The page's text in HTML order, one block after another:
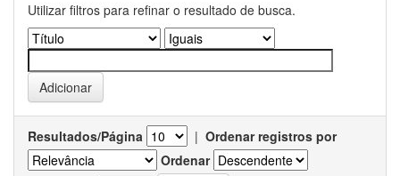
Utilizar filtros para refinar o resultado de busca.
Resultados/Página | Ordenar registros por
Ordenar